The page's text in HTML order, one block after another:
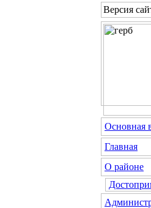
Версия
Основная
Главная
О районе